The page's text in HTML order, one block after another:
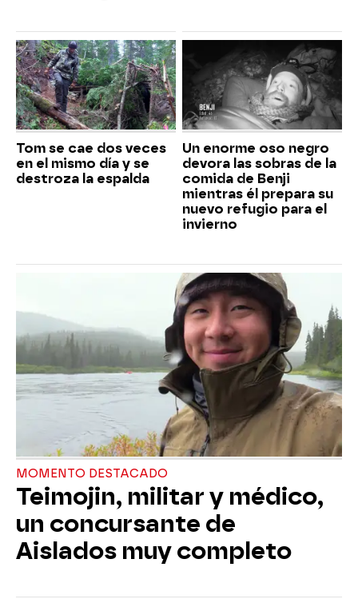
Tom se cae dos veces
en el mismo día y se
destroza la espalda
Un enorme oso negro
devora las sobras de la
comida de Benji
mientras él prepara su
nuevo refugio para el
invierno
MOMENTO DESTACADO
Teimojin, militar y médico,
un concursante de
Aislados muy completo